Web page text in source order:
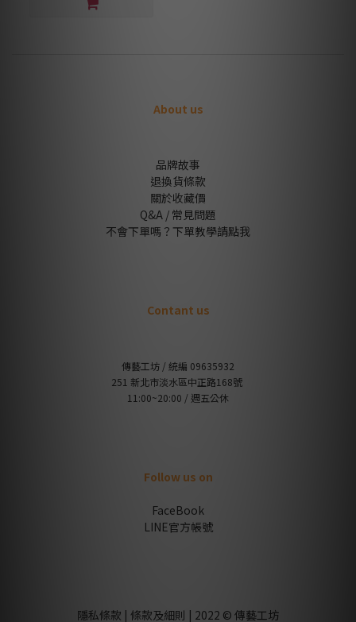
About us
品牌故事
退換貨條款
關於收藏價
Q&A / 常見問題
不會下單嗎？下單教學請點我
Contant us
傳藝工坊 / 統編 09635932
251 新北市淡水區中正路168號
11:00~20:00 / 週五公休
Follow us on
FaceBook
LINE官方帳號
隱私條款 | 條款及細則 | 2022 © 傳藝工坊